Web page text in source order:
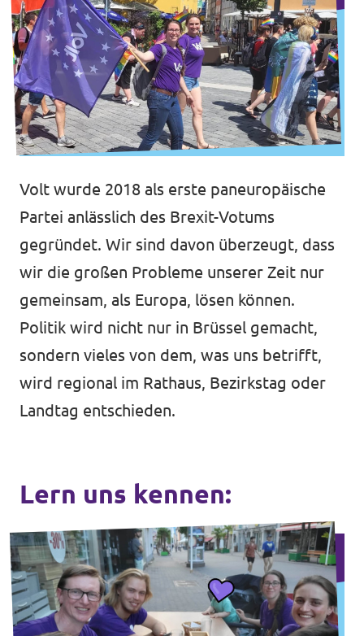
Volt wurde 2018 als erste paneuropäische
Partei anlässlich des Brexit-Votums
gegründet. Wir sind davon überzeugt, dass
wir die großen Probleme unserer Zeit nur
gemeinsam, als Europa, lösen können.
Politik wird nicht nur in Brüssel gemacht,
sondern vieles von dem, was uns betrifft,
wird regional im Rathaus, Bezirkstag oder
Landtag entschieden.
Lern uns kennen: